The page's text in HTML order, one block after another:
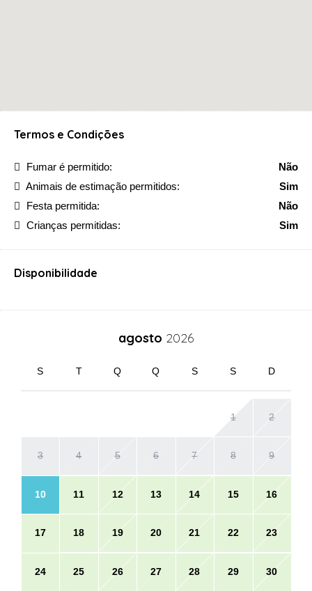
Termos e Condições
Fumar é permitido:
Não
Animais de estimação permitidos:
Sim
Festa permitida:
Não
Crianças permitidas:
Sim
Disponibilidade
agosto 2026
S T Q Q S S D
1 2
3 4 5 6 7 8 9
10 11 12 13 14 15 16
17 18 19 20 21 22 23
24 25 26 27 28 29 30